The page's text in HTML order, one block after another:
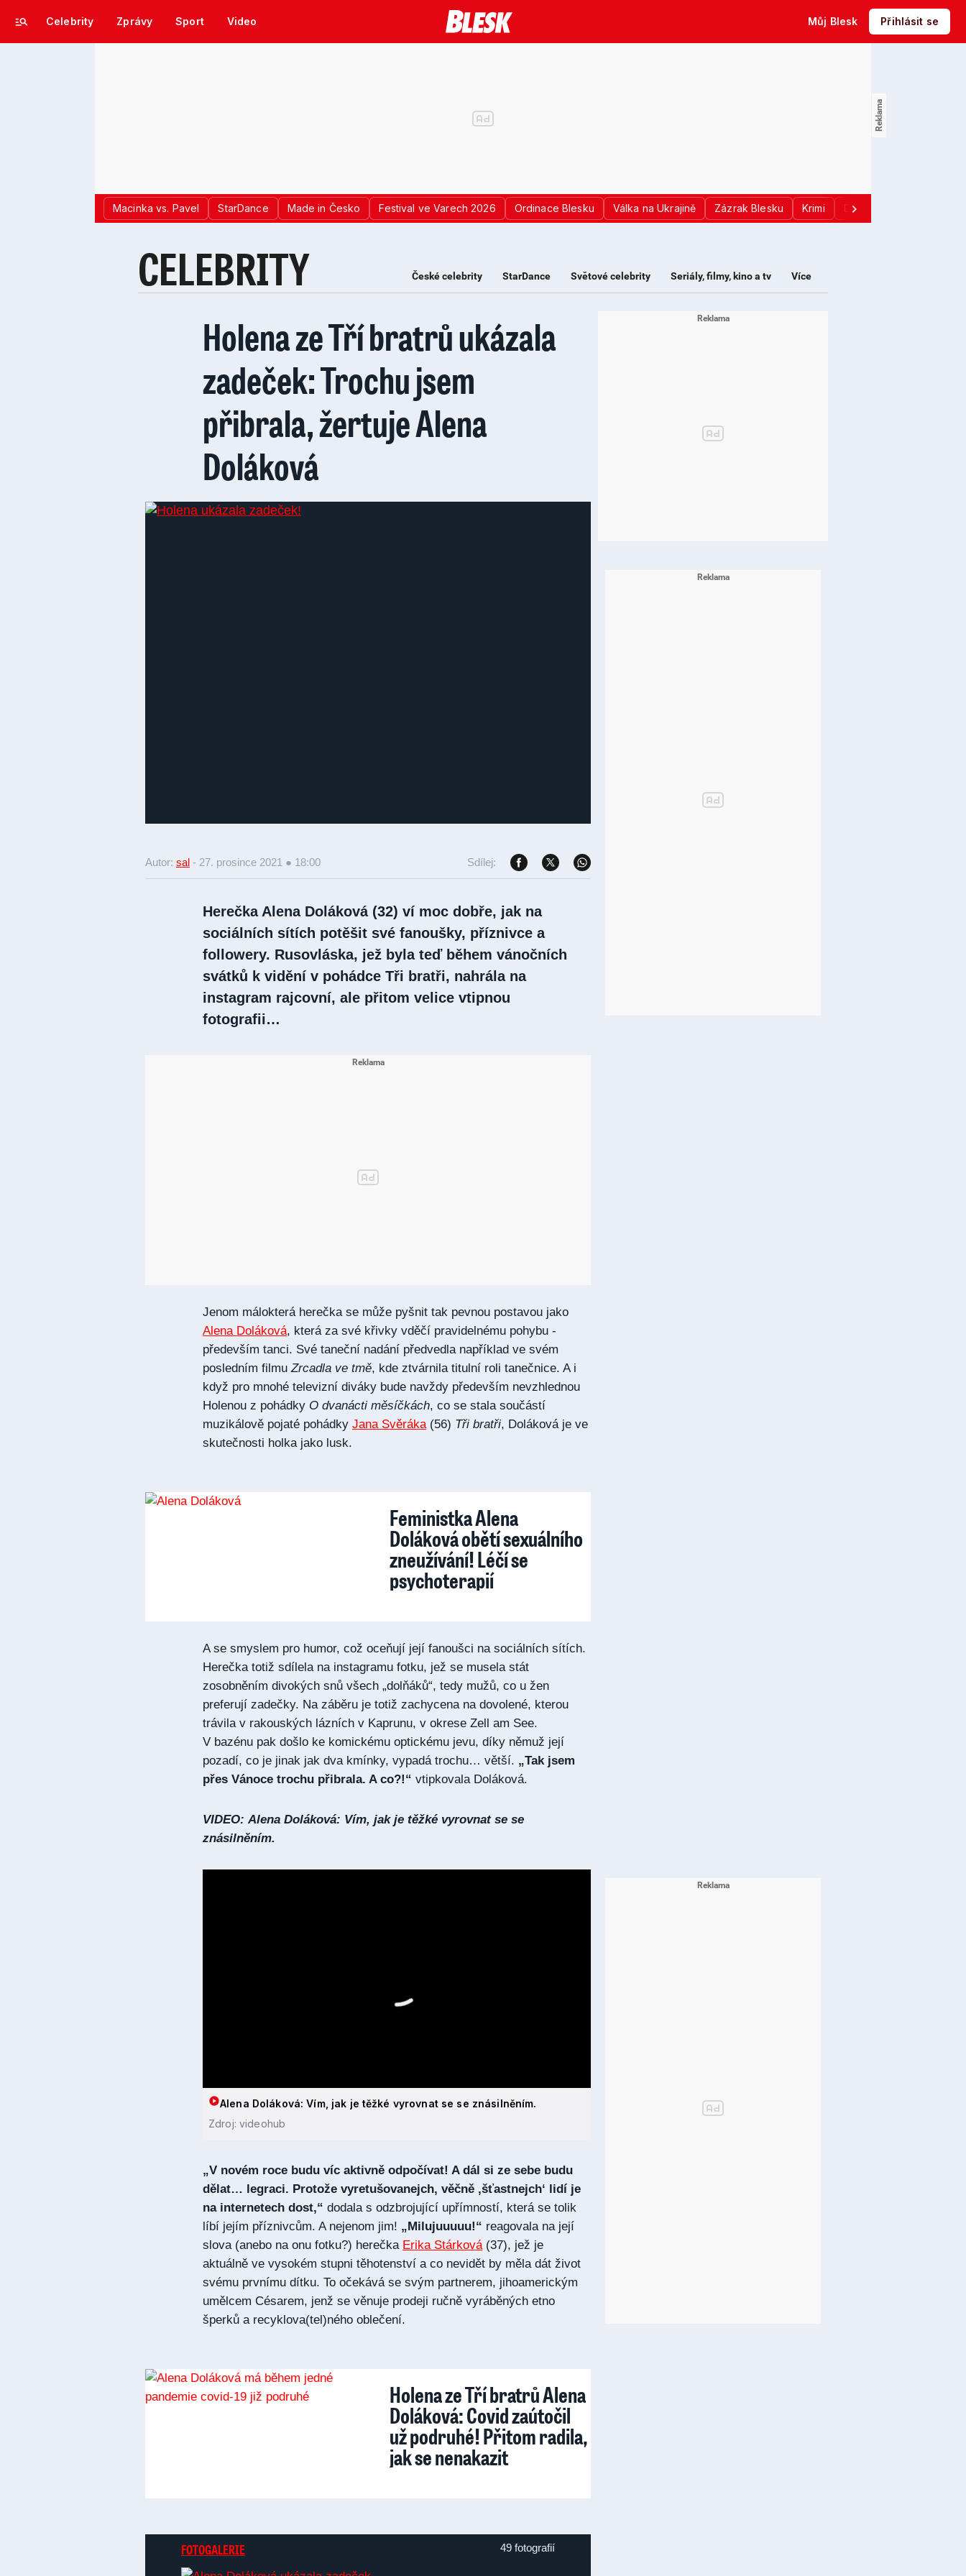
Celebrity Zprávy Sport Video Můj Blesk Přihlásit se
Macinka vs. Pavel StarDance Made in Česko Festival ve Varech 2026 Ordinace Blesku Válka na Ukrajině Zázrak Blesku Krimi Donald Trump
CELEBRITY České celebrity StarDance Světové celebrity Seriály, filmy, kino a tv Více
Holena ze Tří bratrů ukázala
zadeček: Trochu jsem
přibrala, žertuje Alena
Doláková
Autor: sal - 27. prosince 2021 ● 18:00 Sdílej:
Herečka Alena Doláková (32) ví moc dobře, jak na
sociálních sítích potěšit své fanoušky, příznivce a
followery. Rusovláska, jež byla teď během vánočních
svátků k vidění v pohádce Tři bratři, nahrála na
instagram rajcovní, ale přitom velice vtipnou
fotografii…
Jenom málokterá herečka se může pyšnit tak pevnou postavou jako
Alena Doláková, která za své křivky vděčí pravidelnému pohybu -
především tanci. Své taneční nadání předvedla například ve svém
posledním filmuZrcadla ve tmě, kde ztvárnila titulní roli tanečnice. A i
když pro mnohé televizní diváky bude navždy především nevzhlednou
Holenou z pohádky O dvanácti měsíčkách, co se stala součástí
muzikálově pojaté pohádky Jana Svěráka(56) Tři bratři, Doláková je ve
skutečnosti holka jako lusk.
Feministka Alena
Doláková obětí sexuálního
zneužívání! Léčí se
psychoterapií
A se smyslem pro humor, což oceňují její fanoušci na sociálních sítích.
Herečka totiž sdílela na instagramu fotku, jež se musela stát
zosobněním divokých snů všech „dolňáků“, tedy mužů, co u žen
preferují zadečky. Na záběru je totiž zachycena na dovolené, kterou
trávila v rakouských lázních v Kaprunu, v okrese Zell am See.
V bazénu pak došlo ke komickému optickému jevu, díky němuž její
pozadí, co je jinak jak dva kmínky, vypadá trochu… větší. „Tak jsem
přes Vánoce trochu přibrala. A co?!“ vtipkovala Doláková.
VIDEO: Alena Doláková: Vím, jak je těžké vyrovnat se se
znásilněním.
Alena Doláková: Vím, jak je těžké vyrovnat se se znásilněním.
Zdroj: videohub
„V novém roce budu víc aktivně odpočívat! A dál si ze sebe budu
dělat… legraci. Protože vyretušovanejch, věčně ‚šťastnejch‘ lidí je
na internetech dost,“ dodala s odzbrojující upřímností, která se tolik
líbí jejím příznivcům. A nejenom jim! „Milujuuuuu!“ reagovala na její
slova (anebo na onu fotku?) herečka Erika Stárková (37), jež je
aktuálně ve vysokém stupni těhotenství a co nevidět by měla dát život
svému prvnímu dítku. To očekává se svým partnerem, jihoamerickým
umělcem Césarem, jenž se věnuje prodeji ručně vyráběných etno
šperků a recyklova(tel)ného oblečení.
Holena ze Tří bratrů Alena
Doláková: Covid zaútočil
už podruhé! Přitom radila,
jak se nenakazit
FOTOGALERIE 49 fotografií